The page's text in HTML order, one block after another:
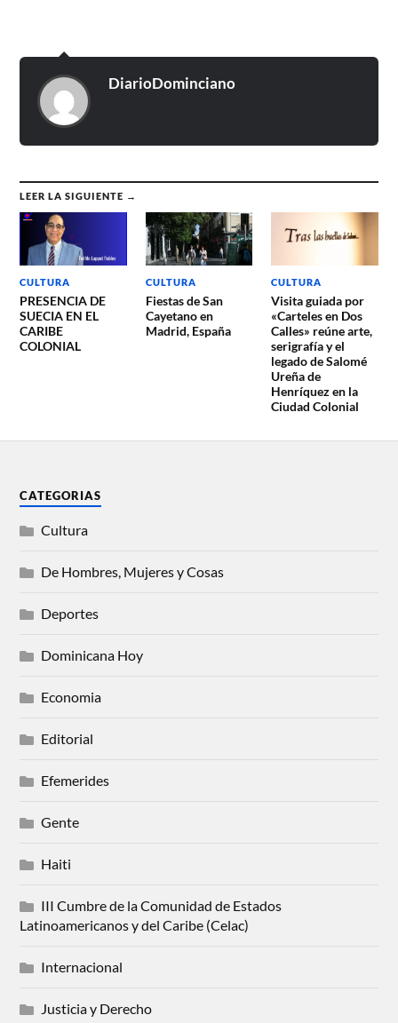
DiarioDominciano
LEER LA SIGUIENTE →
CULTURA
PRESENCIA DE
SUECIA EN EL
CARIBE
COLONIAL
CULTURA
Fiestas de San
Cayetano en
Madrid, España
CULTURA
Visita guiada por
«Carteles en Dos
Calles» reúne arte,
serigrafía y el
legado de Salomé
Ureña de
Henríquez en la
Ciudad Colonial
CATEGORIAS
Cultura
De Hombres, Mujeres y Cosas
Deportes
Dominicana Hoy
Economia
Editorial
Efemerides
Gente
Haiti
III Cumbre de la Comunidad de Estados
Latinoamericanos y del Caribe (Celac)
Internacional
Justicia y Derecho